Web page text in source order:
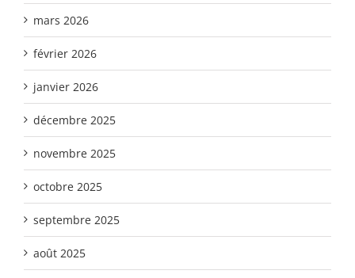
mars 2026
février 2026
janvier 2026
décembre 2025
novembre 2025
octobre 2025
septembre 2025
août 2025